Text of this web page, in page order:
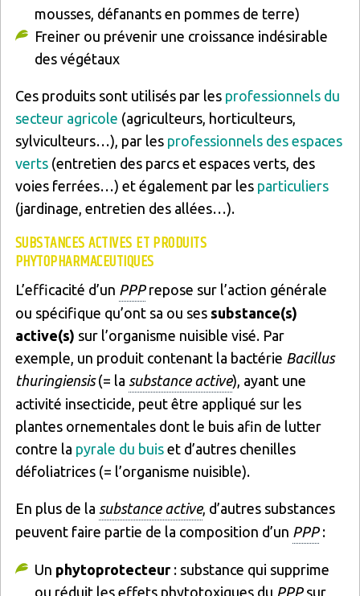
mousses, défanants en pommes de terre)
Freiner ou prévenir une croissance indésirable
des végétaux
Ces produits sont utilisés par les professionnels du
secteur agricole (agriculteurs, horticulteurs,
sylviculteurs…), par les professionnels des espaces
verts (entretien des parcs et espaces verts, des
voies ferrées…) et également par les particuliers
(jardinage, entretien des allées…).
SUBSTANCES ACTIVES ET PRODUITS
PHYTOPHARMACEUTIQUES
L’efficacité d’un PPPrepose sur l’action générale
ou spécifique qu’ont sa ou ses substance(s)
active(s) sur l’organisme nuisible visé. Par
exemple, un produit contenant la bactérie Bacillus
thuringiensis(= la substance active), ayant une
activité insecticide, peut être appliqué sur les
plantes ornementales dont le buis afin de lutter
contre la pyrale du buis et d’autres chenilles
défoliatrices (= l’organisme nuisible).
En plus de la substance active, d’autres substances
peuvent faire partie de la composition d’un PPP:
Un phytoprotecteur: substance qui supprime
ou réduit les effets phytotoxiques du PPPsur